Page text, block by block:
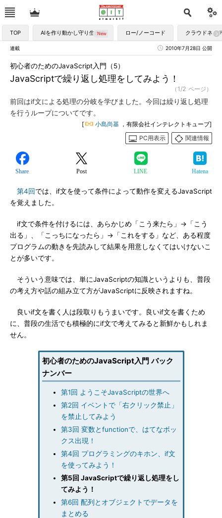
TOP AIを作り動かし守り生かす ロー/ノーコード クラウドネイ
連載 2010年7月28日 公開
JavaScriptで繰り返し処理をしてみよう！
初心者のためのJavaScript入門（5）
（1/2 ページ）
前回はif文による処理の分岐を学びました。今回は繰り返し処理
を行うループについてです。
[ 小島尚基 ，有限会社インテレクトキューブ]
PC用表示
関連情報
Share Post LINE Hatena
第4回では、if文を使って条件によって動作を変えるJavaScript
を覚えました。
if文で条件を付けるには、あらかじめ「こう来たら」→「こう
出る」、「こっちになったら」→「これをする」など、ある程度
プログラムの動きを先読みして結果を用意しなくてはいけないこ
とが多いです。
そういう意味では、単にJavaScriptの知識というよりも、普段
の考え方や話の組み立て方がJavaScriptに反映されますね。
良いif文を書く人は段取りもうまいです。良いif文を書くため
に、普段の生活でも積極的にif文で考えてみると新鮮かもしれま
せん。
初心者のためのJavaScript入門 バック
ナンバー
第1回 ようこそJavaScriptの世界へ
第2回 イベントで「右クリック禁止」
を禁止してみよう
第3回 変数とfunctionで、はてなボッ
クス出現！
第4回 プログラミングのキホン、if文
を使ってみよう！
第5回 JavaScriptで繰り返し処理をし
てみよう！
第6回 配列とオブジェクトでデータを
まとめる